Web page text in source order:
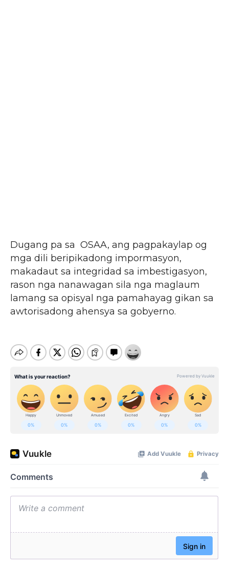
Dugang pa sa OSAA, ang pagpakaylap og
mga dili beripikadong impormasyon,
makadaut sa integridad sa imbestigasyon,
rason nga nanawagan sila nga maglaum
lamang sa opisyal nga pamahayag gikan sa
awtorisadong ahensya sa gobyerno.